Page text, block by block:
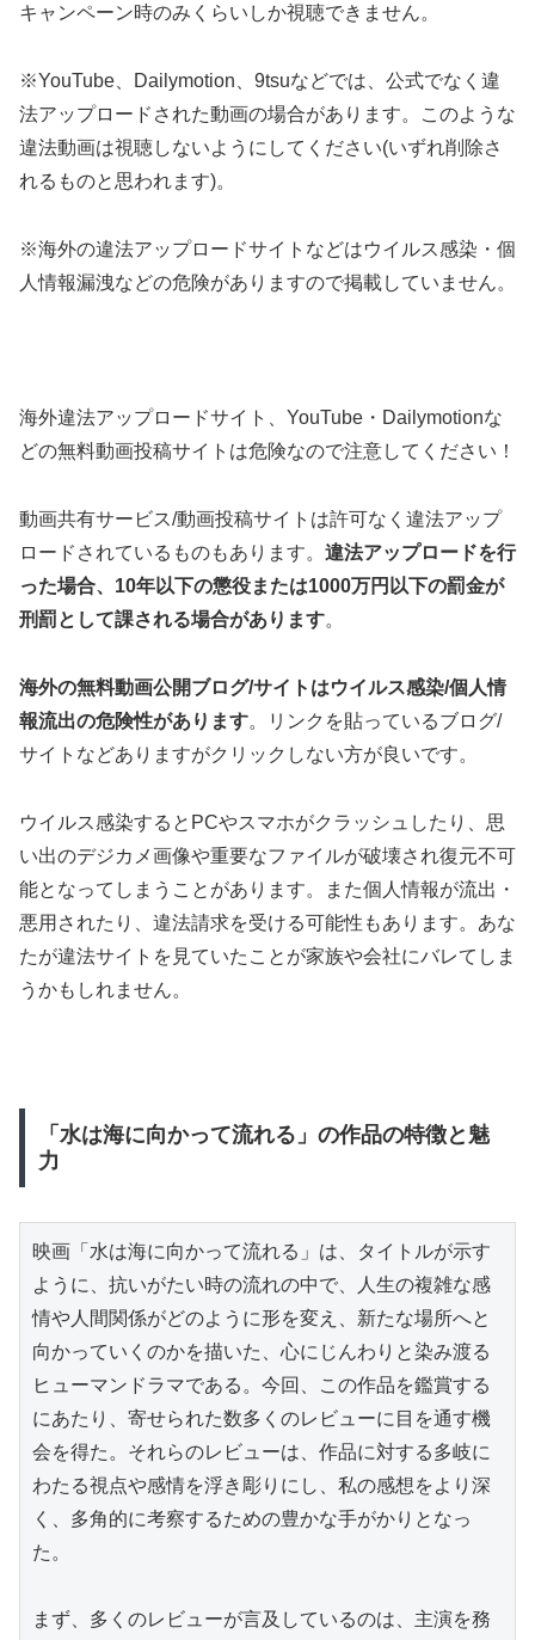
キャンペーン時のみくらいしか視聴できません。
※YouTube、Dailymotion、9tsuなどでは、公式でなく違
法アップロードされた動画の場合があります。このような
違法動画は視聴しないようにしてください(いずれ削除さ
れるものと思われます)。
※海外の違法アップロードサイトなどはウイルス感染・個
人情報漏洩などの危険がありますので掲載していません。
海外違法アップロードサイト、YouTube・Dailymotionな
どの無料動画投稿サイトは危険なので注意してください！
動画共有サービス/動画投稿サイトは許可なく違法アップ
ロードされているものもあります。 違法アップロードを行
った場合、10年以下の懲役または1000万円以下の罰金が
刑罰として課される場合があります。
海外の無料動画公開ブログ/サイトはウイルス感染/個人情
報流出の危険性があります。リンクを貼っているブログ/
サイトなどありますがクリックしない方が良いです。
ウイルス感染するとPCやスマホがクラッシュしたり、思
い出のデジカメ画像や重要なファイルが破壊され復元不可
能となってしまうことがあります。また個人情報が流出・
悪用されたり、違法請求を受ける可能性もあります。あな
たが違法サイトを見ていたことが家族や会社にバレてしま
うかもしれません。
「水は海に向かって流れる」の作品の特徴と魅
力
映画「水は海に向かって流れる」は、タイトルが示す
ように、抗いがたい時の流れの中で、人生の複雑な感
情や人間関係がどのように形を変え、新たな場所へと
向かっていくのかを描いた、心にじんわりと染み渡る
ヒューマンドラマである。今回、この作品を鑑賞する
にあたり、寄せられた数多くのレビューに目を通す機
会を得た。それらのレビューは、作品に対する多岐に
わたる視点や感情を浮き彫りにし、私の感想をより深
く、多角的に考察するための豊かな手がかりとなっ
た。
まず、多くのレビューが言及しているのは、主演を務